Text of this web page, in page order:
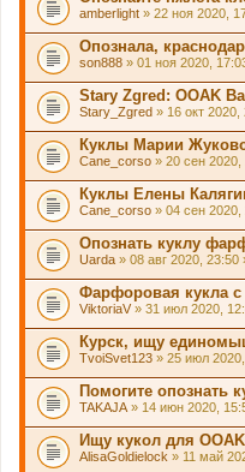
amberlight » 22 ноя 2020,
Опознала,
son888 » 01 ноя 2020,
Stary Zgred: OOAK
Stary_Zgred » 16 окт
Куклы Марии
Cane_corso » 20 сен
Куклы Елены
Cane_corso » 04 сен
Опознать куклу
Uarda » 08 авг 2020,
Фарфоровая кукла
ViktoriaV» 31 июл 2020,
Курск, ищу
TvoiSvet123 » 25 июл
Помогите опознать
TAKAJA » 14 июн 2020,
Ищу кукол для
AlisaGoldielock » 11 май